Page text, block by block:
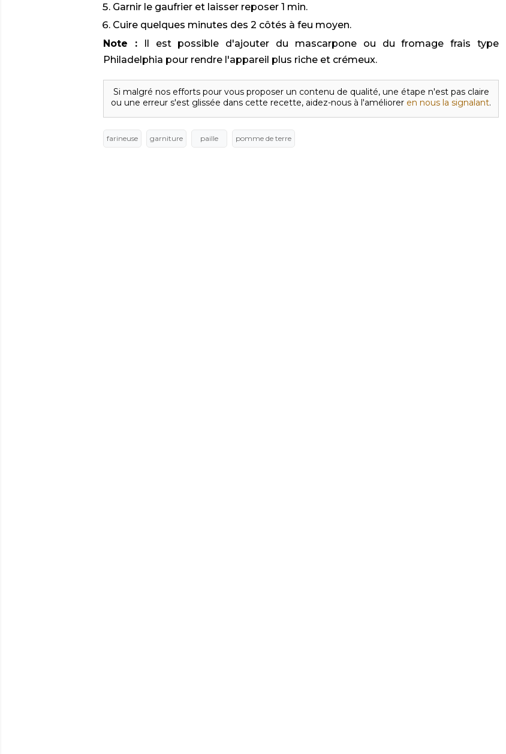
Garnir le gaufrier et laisser reposer 1 min.
Cuire quelques minutes des 2 côtés à feu moyen.
Note :Il est possible d'ajouter du mascarpone ou du fromage frais type
Philadelphia pour rendre l'appareil plus riche et crémeux.
Si malgré nos efforts pour vous proposer un contenu de qualité, une étape n'est pas claire
ou une erreur s'est glissée dans cette recette, aidez-nous à l'améliorer en nous la signalant.
farineuse garniture paille pomme de terre